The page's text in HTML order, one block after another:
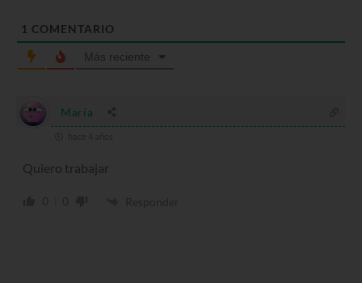
1 COMENTARIO
Más reciente
María
Quiero trabajar